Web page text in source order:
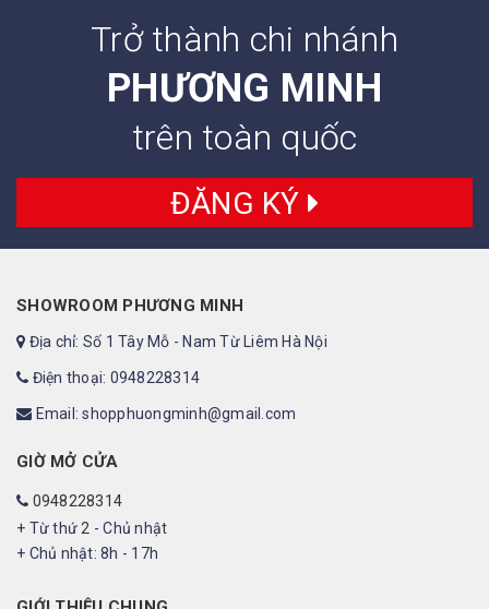
Trở thành chi nhánh
PHƯƠNG MINH
trên toàn quốc
ĐĂNG KÝ
SHOWROOM PHƯƠNG MINH
Địa chỉ: Số 1 Tây Mỗ - Nam Từ Liêm Hà Nội
Điện thoại: 0948228314
Email: shopphuongminh@gmail.com
GIỜ MỞ CỬA
0948228314
+ Từ thứ 2 - Chủ nhật
+ Chủ nhật: 8h - 17h